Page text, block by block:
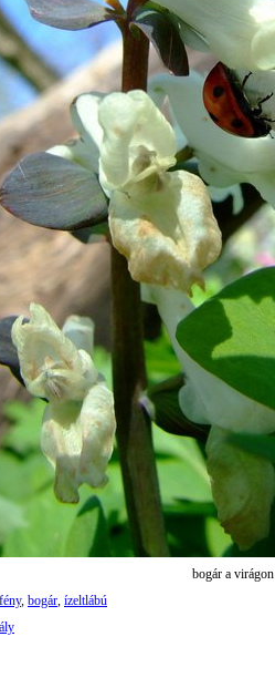
bogár a virágon
, bogár, ízeltlábú